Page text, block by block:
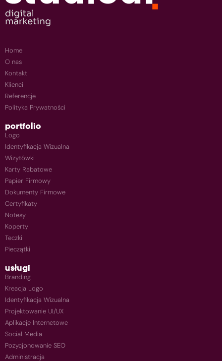
Home
O nas
Kontakt
Klienci
Referencje
Polityka Prywatności
portfolio
Logo
Identyfikacja Wizualna
Wizytówki
Karty Rabatowe
Papier Firmowy
Dokumenty Firmowe
Certyfikaty
Notesy
Koperty
Teczki
Pieczątki
usługi
Branding
Kreacja Logo
Identyfikacja Wizualna
Projektowanie UI/UX
Aplikacje Internetowe
Social Media
Pozycjonowanie SEO
Administracja